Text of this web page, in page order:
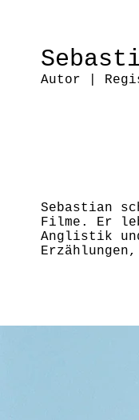
Autor |
Sebastian
Filme. Er
Anglistik